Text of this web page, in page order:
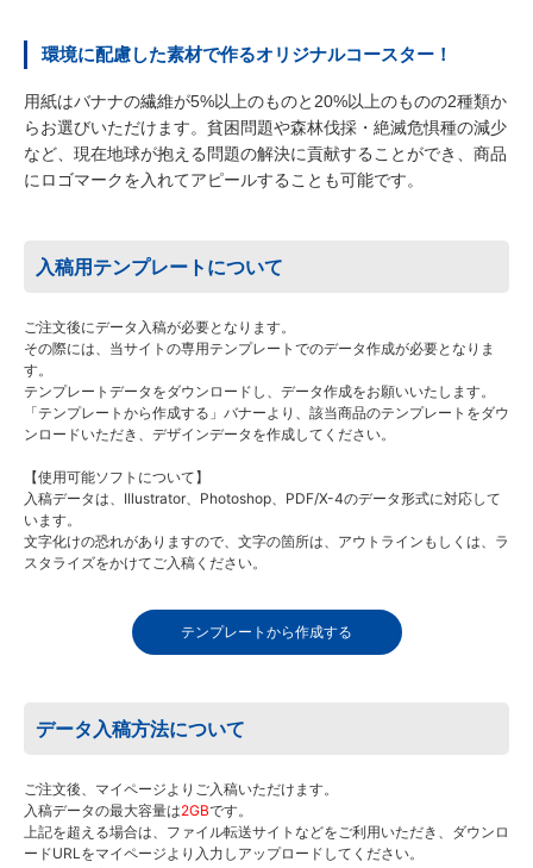
環境に配慮した素材で作るオリジナルコースター！
用紙はバナナの繊維が5%以上のものと20%以上のものの2種類か
らお選びいただけます。貧困問題や森林伐採・絶滅危惧種の減少
など、現在地球が抱える問題の解決に貢献することができ、商品
にロゴマークを入れてアピールすることも可能です。
入稿用テンプレートについて
ご注文後にデータ入稿が必要となります。
その際には、当サイトの専用テンプレートでのデータ作成が必要となりま
す。
テンプレートデータをダウンロードし、データ作成をお願いいたします。
「テンプレートから作成する」バナーより、該当商品のテンプレートをダウ
ンロードいただき、デザインデータを作成してください。
【使用可能ソフトについて】
入稿データは、Illustrator、Photoshop、PDF/X-4のデータ形式に対応して
います。
文字化けの恐れがありますので、文字の箇所は、アウトラインもしくは、ラ
スタライズをかけてご入稿ください。
テンプレートから作成する
データ入稿方法について
ご注文後、マイページよりご入稿いただけます。
入稿データの最大容量は2GBです。
上記を超える場合は、ファイル転送サイトなどをご利用いただき、ダウンロ
ードURLをマイページより入力しアップロードしてください。